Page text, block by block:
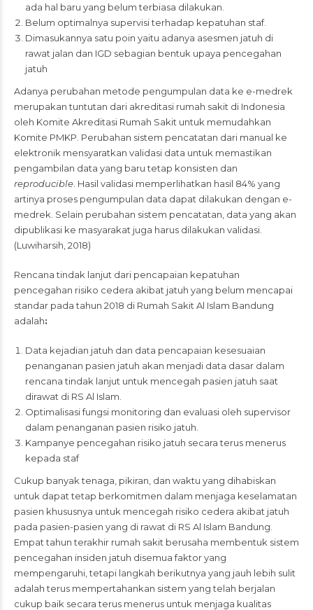
ada hal baru yang belum terbiasa dilakukan.
Belum optimalnya supervisi terhadap kepatuhan staf.
Dimasukannya satu poin yaitu adanya asesmen jatuh di
rawat jalan dan IGD sebagian bentuk upaya pencegahan
jatuh
Adanya perubahan metode pengumpulan data ke e-medrek
merupakan tuntutan dari akreditasi rumah sakit di Indonesia
oleh Komite Akreditasi Rumah Sakit untuk memudahkan
Komite PMKP. Perubahan sistem pencatatan dari manual ke
elektronik mensyaratkan validasi data untuk memastikan
pengambilan data yang baru tetap konsisten dan
reproducible . Hasil validasi memperlihatkan hasil 84% yang
artinya proses pengumpulan data dapat dilakukan dengan e-
medrek. Selain perubahan sistem pencatatan, data yang akan
dipublikasi ke masyarakat juga harus dilakukan validasi.
(Luwiharsih, 2018)
Rencana tindak lanjut dari pencapaian kepatuhan
pencegahan risiko cedera akibat jatuh yang belum mencapai
standar pada tahun 2018 di Rumah Sakit Al Islam Bandung
adalah:
Data kejadian jatuh dan data pencapaian kesesuaian
penanganan pasien jatuh akan menjadi data dasar dalam
rencana tindak lanjut untuk mencegah pasien jatuh saat
dirawat di RS Al Islam.
Optimalisasi fungsi monitoring dan evaluasi oleh supervisor
dalam penanganan pasien risiko jatuh.
Kampanye pencegahan risiko jatuh secara terus menerus
kepada staf
Cukup banyak tenaga, pikiran, dan waktu yang dihabiskan
untuk dapat tetap berkomitmen dalam menjaga keselamatan
pasien khususnya untuk mencegah risiko cedera akibat jatuh
pada pasien-pasien yang di rawat di RS Al Islam Bandung.
Empat tahun terakhir rumah sakit berusaha membentuk sistem
pencegahan insiden jatuh disemua faktor yang
mempengaruhi, tetapi langkah berikutnya yang jauh lebih sulit
adalah terus mempertahankan sistem yang telah berjalan
cukup baik secara terus menerus untuk menjaga kualitas